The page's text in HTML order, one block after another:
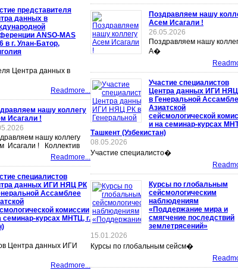
представителя
данных в
ANSO-MAS
в г. Улан-Батор,
Центра данных в
Readmore...
нашу коллегу
Исагали !
нашу коллегу
Исагали ! Коллектив
Readmore...
специалистов
данных ИГИ НЯЦ РК
Ассамблее
комиссии
семинар-курсах МНТЦ, г.
Центра данных ИГИ
Readmore...
Поздравляем нашу
Асем Исагали !
26.05.2026
Поздравляем нашу
А�
Участие специалистов
Центра данных ИГИ
в Генеральной
Азиатской
сейсмологической
и на семинар-курсах
Ташкент (Узбекистан)
08.05.2026
Участие специалисто�
Курсы по глобальным
сейсмологическим
наблюдениям
«Поддержание мира и
смягчение последствий
землетрясений»
15.01.2026
Курсы по глобальным сейсм�